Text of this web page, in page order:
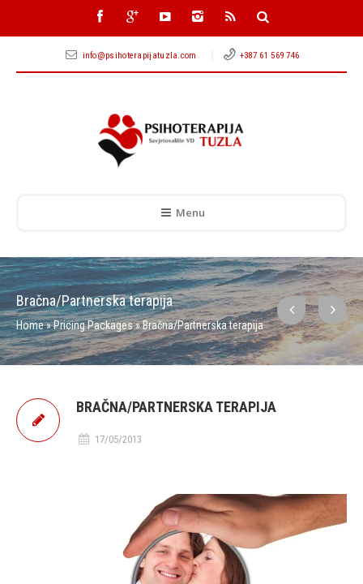
info@psihoterapijatuzla.com +387 61 569 746
Menu
Bračna/Partnerska terapija
Home»Pricing Packages»Bračna/Partnerska terapija
BRAČNA/PARTNERSKA TERAPIJA
17/05/2013